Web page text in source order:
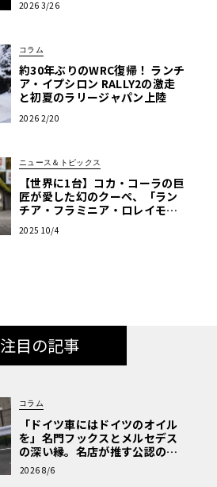
2026 3/26
コラム
約30年ぶりのWRC復帰！ ランチ
ア・イプシロン RALLY2の激走
と初夏のラリージャパン上陸
2026 2/20
ニュース＆トピックス
【世界に1台】コカ・コーラの巨
匠が愛した幻のクーペ、「ラン
チア・フラミニア・ロレイモ」
2025 10/4
注目の記事
コラム
「ドイツ車にはドイツのオイル
を」名門フックスとメルセデス
の深い縁。名店が推す公認の安
心と、Cクラスで味わうシルキー
な走り〈PR〉
2026 8/6